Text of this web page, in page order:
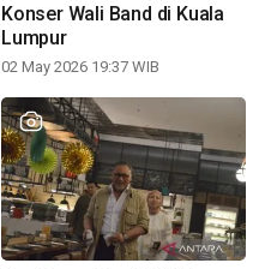
Konser Wali Band di Kuala
Lumpur
02 May 2026 19:37 WIB